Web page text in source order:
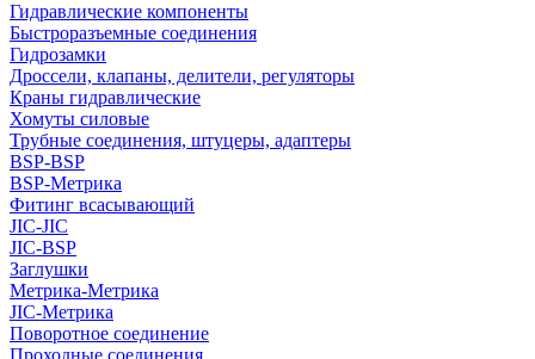
Гидравлические компоненты
Быстроразъемные соединения
Гидрозамки
Дроссели, клапаны, делители, регуляторы
Краны гидравлические
Хомуты силовые
Трубные соединения, штуцеры, адаптеры
BSP-BSP
BSP-Метрика
Фитинг всасывающий
JIC-JIC
JIC-BSP
Заглушки
Метрика-Метрика
JIC-Метрика
Поворотное соединение